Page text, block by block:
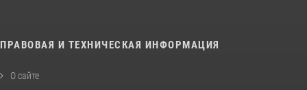
ПРАВОВАЯ И ТЕХНИЧЕСКАЯ ИНФОРМАЦИЯ
О сайте